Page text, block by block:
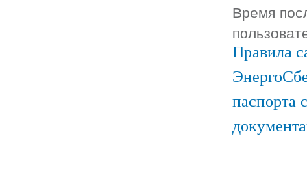
Время
Правила
паспорта